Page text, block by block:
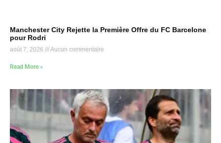
Manchester City Rejette la Première Offre du FC Barcelone
pour Rodri
août 7, 2026 Aucun commentaire
Read More »